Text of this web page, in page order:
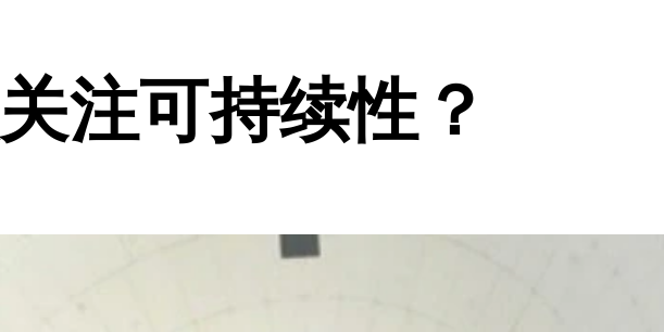
注可持续性？